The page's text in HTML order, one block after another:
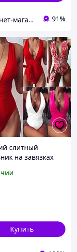
Интернет-магазин Allegoriya 91%
слитный
на завязках
Купить